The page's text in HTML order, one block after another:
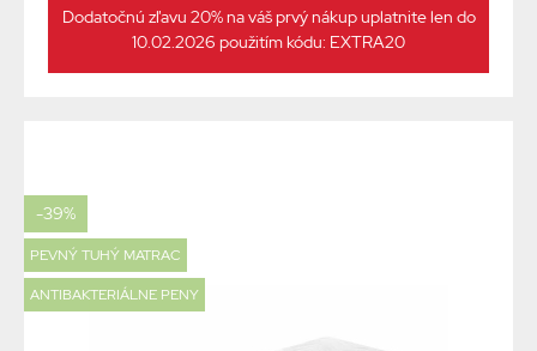
Dodatočnú zľavu 20% na váš prvý nákup uplatnite len do
10.02.2026 použitím kódu: EXTRA20
-39%
PEVNÝ TUHÝ MATRAC
ANTIBAKTERIÁLNE PENY